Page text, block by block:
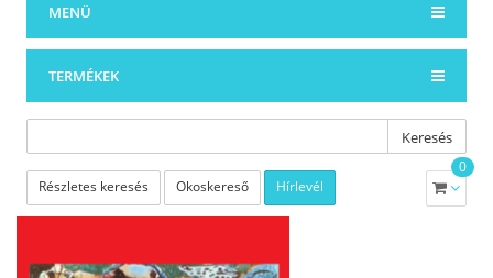
MENÜ
TERMÉKEK
Keresés
Részletes keresés Okoskereső Hírlevél
0